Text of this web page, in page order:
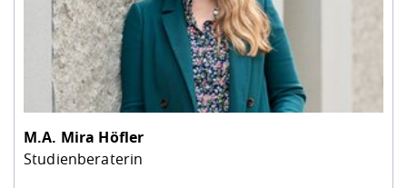
M.A. Mira Höfler
Studienberaterin